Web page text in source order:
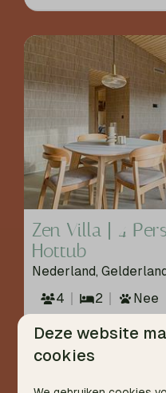
Zen Villa | 4
Hottub
Nederland,
4
2 Nee
Deze website
cookies